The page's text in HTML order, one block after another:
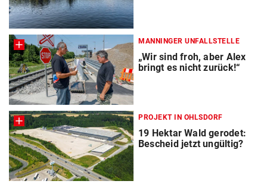
MANNINGER UNFALLSTELLE
„Wir sind froh, aber Alex
bringt es nicht zurück!“
PROJEKT IN OHLSDORF
19 Hektar Wald gerodet:
Bescheid jetzt ungültig?